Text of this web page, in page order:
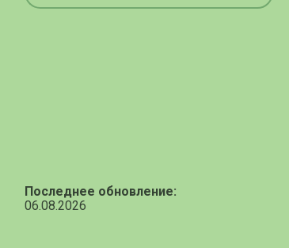
Последнее обновление:
06.08.2026